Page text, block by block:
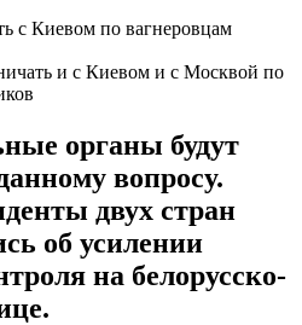
и с Киевом и с Москвой по
органы будут
вопросу.
двух стран
об усилении
на белорусско-